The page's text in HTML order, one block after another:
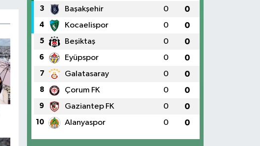
3 Başakşehir 0 0
4 Kocaelispor 0 0
5 Beşiktaş 0 0
6 Eyüpspor 0 0
7 Galatasaray 0 0
8 Çorum FK 0 0
9 Gaziantep FK 0 0
10 Alanyaspor 0 0